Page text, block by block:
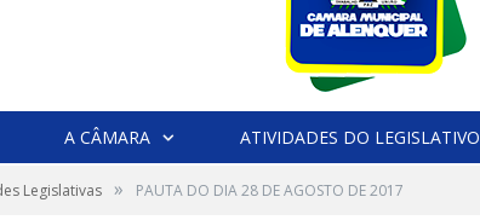
A CÂMARA ATIVIDADES DO LEGISLATIVO
Legislativas » PAUTA DO DIA 28 DE AGOSTO DE 2017